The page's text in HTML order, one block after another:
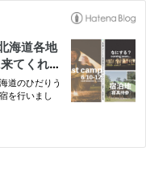
海道各地
てくれた
道のひだりう
を行いまし